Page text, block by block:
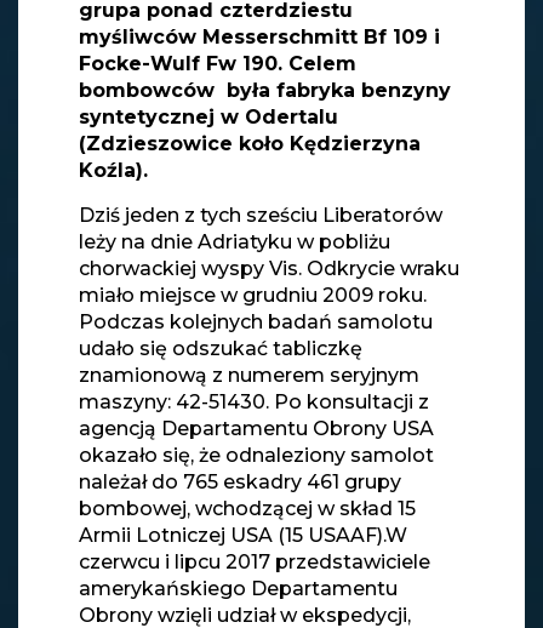
grupa ponad czterdziestu
myśliwców Messerschmitt Bf 109 i
Focke-Wulf Fw 190. Celem
bombowców była fabryka benzyny
syntetycznej w Odertalu
(Zdzieszowice koło Kędzierzyna
Koźla).
Dziś jeden z tych sześciu Liberatorów
leży na dnie Adriatyku w pobliżu
chorwackiej wyspy Vis. Odkrycie wraku
miało miejsce w grudniu 2009 roku.
Podczas kolejnych badań samolotu
udało się odszukać tabliczkę
znamionową z numerem seryjnym
maszyny: 42-51430. Po konsultacji z
agencją Departamentu Obrony USA
okazało się, że odnaleziony samolot
należał do 765 eskadry 461 grupy
bombowej, wchodzącej w skład 15
Armii Lotniczej USA (15 USAAF).W
czerwcu i lipcu 2017 przedstawiciele
amerykańskiego Departamentu
Obrony wzięli udział w ekspedycji,